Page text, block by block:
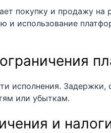
покупку и продажу на
и использование
исполнения.
или убыткам.
и